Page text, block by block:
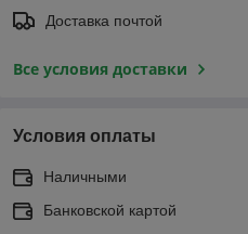
Доставка почтой
Все условия доставки
Условия оплаты
Наличными
Банковской картой